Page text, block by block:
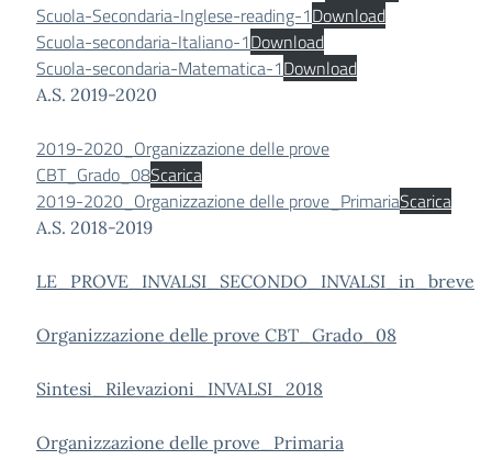
Scuola-Secondaria-Inglese-reading-1Download
Scuola-secondaria-Italiano-1Download
Scuola-secondaria-Matematica-1Download
A.S. 2019-2020
2019-2020_Organizzazione delle prove
CBT_Grado_08Scarica
2019-2020_Organizzazione delle prove_PrimariaScarica
A.S. 2018-2019
LE_PROVE_INVALSI_SECONDO_INVALSI_in_breve
Organizzazione delle prove CBT_Grado_08
Sintesi_Rilevazioni_INVALSI_2018
Organizzazione delle prove_Primaria